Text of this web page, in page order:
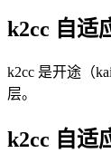
k2cc 自适
k2cc 是开途（
层。
k2cc 自适